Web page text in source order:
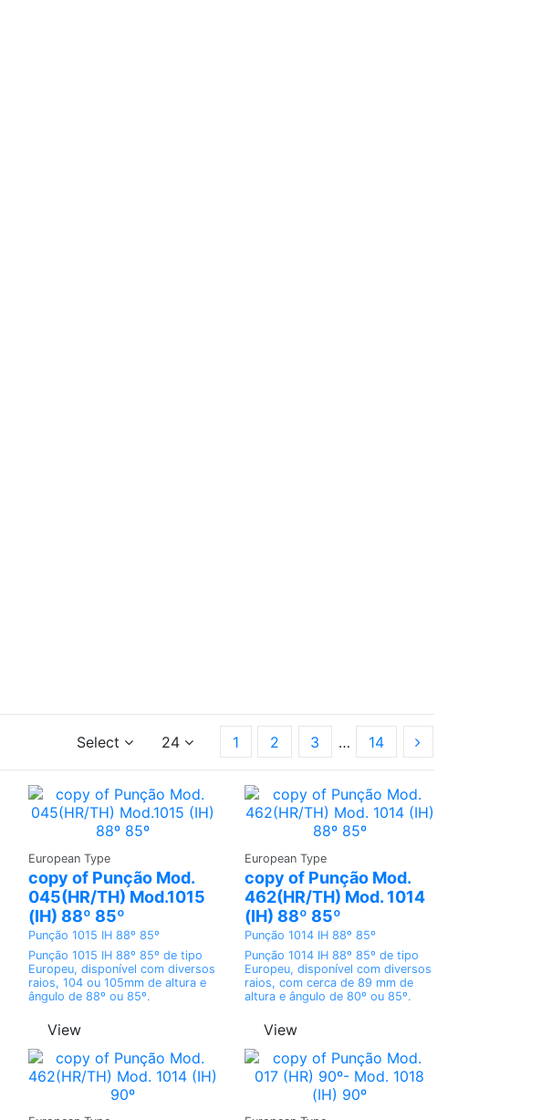
Select 24 1 2 3 … 14
Quote
European Type
copy of Punção Mod.
045(HR/TH) Mod.1015
(IH) 88º 85º
Punção 1015 IH 88º 85º
Punção 1015 IH 88º 85º de tipo
Europeu, disponível com diversos
raios, 104 ou 105mm de altura e
ângulo de 88º ou 85º.
View
Quote
European Type
copy of Punção Mod.
462(HR/TH) Mod. 1014
(IH) 88º 85º
Punção 1014 IH 88º 85º
Punção 1014 IH 88º 85º de tipo
Europeu, disponível com diversos
raios, com cerca de 89 mm de
altura e ângulo de 80º ou 85º.
View
Ask a